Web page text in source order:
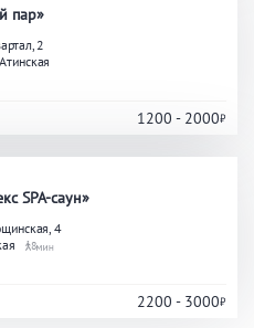
пар»
2
1200 - 2000
SPA-саун»
4
8
2200 - 3000